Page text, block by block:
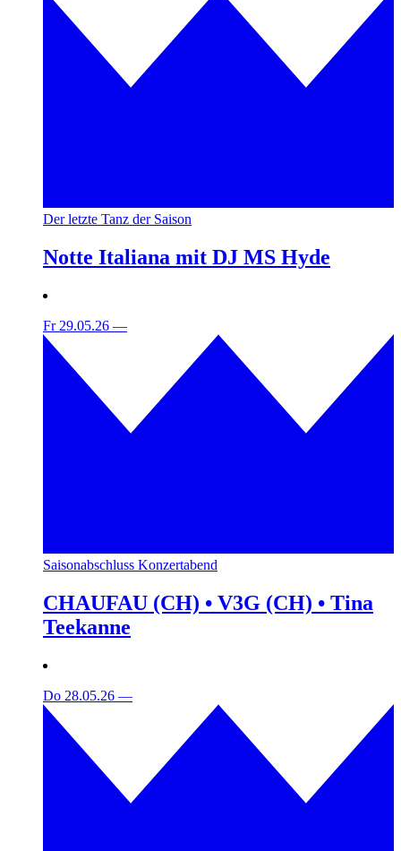
Der letzte Tanz der Saison
Notte Italiana mit DJ MS Hyde
Fr 29.05.26 —
Saisonabschluss Konzertabend
CHAUFAU (CH) • V3G (CH) • Tina
Teekanne
Do 28.05.26 —